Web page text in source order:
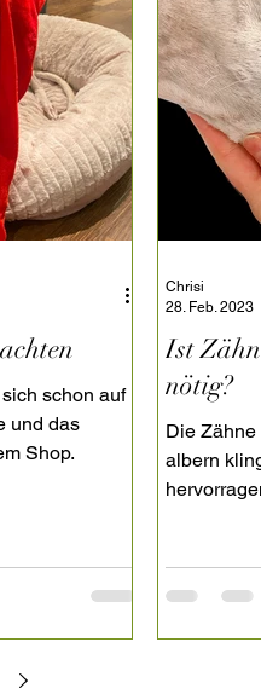
schon auf
und das
Shop.
Ist
nötig?
Die
albern
Chrisi
28. Feb. 2023